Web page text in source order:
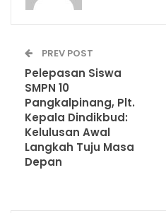
PREV POST
Pelepasan Siswa
SMPN 10
Pangkalpinang, Plt.
Kepala Dindikbud:
Kelulusan Awal
Langkah Tuju Masa
Depan